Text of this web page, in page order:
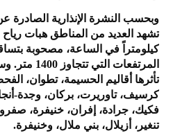
وبحسب النشرة الإنذارية الصادرة
كيلومتراً في الساعة، مصحوبة
المرتفعات
تأثرها أقاليم الحسيمة، تطوان،
كرسيف، تاوريرت، بركان، وجدة-
فكيك، جرادة، إفران، خنيفرة،
تنغير، أزيلال، بني ملال، وخنيفرة.